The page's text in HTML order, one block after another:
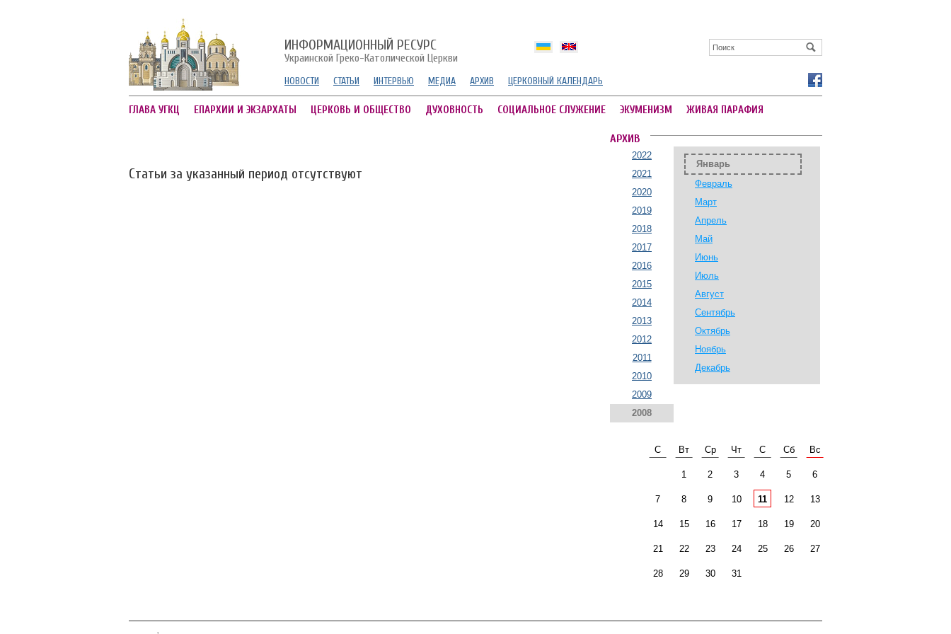
ИНФОРМАЦИОННЫЙ РЕСУРС
Украинской Греко-Католической Церкви
НОВОСТИ СТАТЬИ ИНТЕРВЬЮ МЕДИА АРХИВ ЦЕРКОВНЫЙ КАЛЕНДАРЬ
ГЛАВА УГКЦ ЕПАРХИИ И ЭКЗАРХАТЫ ЦЕРКОВЬ И ОБЩЕСТВО ДУХОВНОСТЬ СОЦИАЛЬНОЕ СЛУЖЕНИЕ ЭКУМЕНИЗМ ЖИВАЯ ПАРАФИЯ
Статьи за указанный период отсутствуют
АРХИВ
2022
2021
2020
2019
2018
2017
2016
2015
2014
2013
2012
2011
2010
2009
2008
Январь
Февраль
Март
Апрель
Май
Июнь
Июль
Август
Сентябрь
Октябрь
Ноябрь
Декабрь
С Вт Ср Чт С Сб Вс
1 2 3 4 5 6
7 8 9 10 11 12 13
14 15 16 17 18 19 20
21 22 23 24 25 26 27
28 29 30 31